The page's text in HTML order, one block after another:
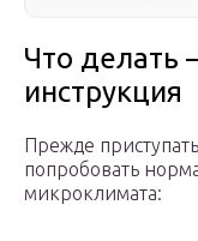
Что делать
инструкция
Прежде
попробовать
микроклимата: